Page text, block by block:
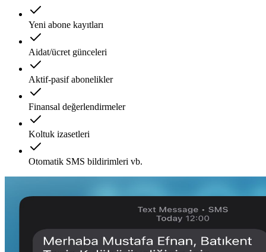
Yeni abone kayıtları
Aidat/ücret günceleri
Aktif-pasif abonelikler
Finansal değerlendirmeler
Koltuk izasetleri
Otomatik SMS bildirimleri vb.